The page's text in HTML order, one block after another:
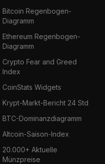
Bitcoin Regenbogen-
Diagramm
Ethereum Regenbogen-
Diagramm
Crypto Fear and Greed
Index
CoinStats Widgets
Krypt-Markt-Bericht 24 Std
BTC-Dominanzdiagramm
Altcoin-Saison-Index
20.000+ Aktuelle
Münzpreise